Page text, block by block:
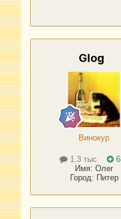
Glog
Винокур
1.3 тыс
Имя: Олег
Город: Питер